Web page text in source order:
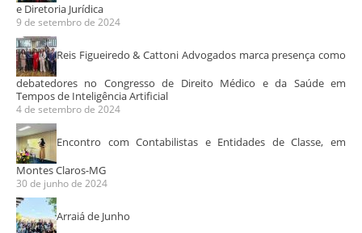
e Diretoria Jurídica
9 de setembro de 2024
Reis Figueiredo & Cattoni Advogados marca presença como
debatedores no Congresso de Direito Médico e da Saúde em
Tempos de Inteligência Artificial
4 de setembro de 2024
Encontro com Contabilistas e Entidades de Classe, em
Montes Claros-MG
30 de junho de 2024
Arraiá de Junho